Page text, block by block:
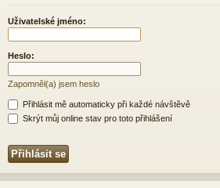
Uživatelské jméno:
Heslo:
Zapomněl(a) jsem heslo
Přihlásit mě automaticky při každé návštěvě
Skrýt můj online stav pro toto přihlášení